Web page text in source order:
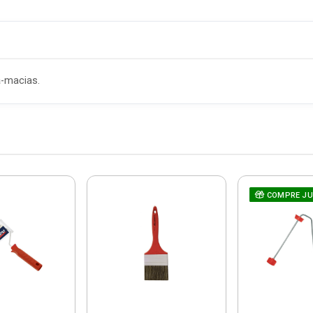
macias.
COMPRE